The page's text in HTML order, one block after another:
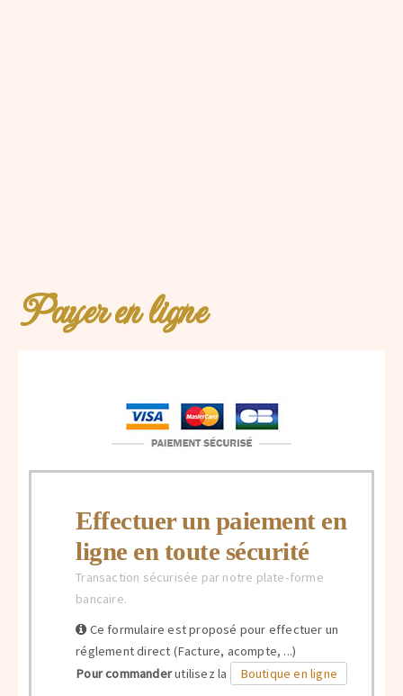
Payer en ligne
Effectuer un paiement en
ligne en toute sécurité
Transaction sécurisée par notre plate-forme
bancaire.
Ce formulaire est proposé pour effectuer un
réglement direct (Facture, acompte, ...)
Pour commanderutilisez la Boutique en ligne